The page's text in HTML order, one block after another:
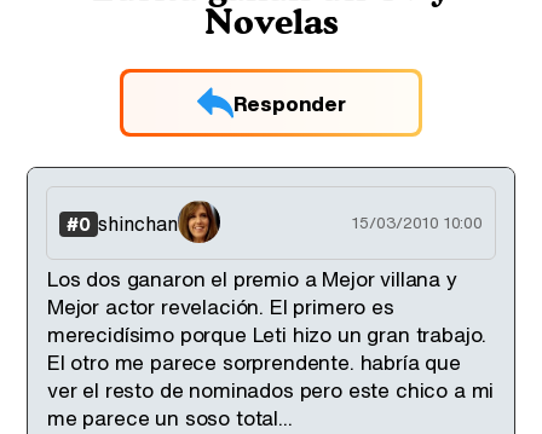
Novelas
Responder
#0 shinchan 15/03/2010 10:00
Los dos ganaron el premio a Mejor villana y
Mejor actor revelación. El primero es
merecidísimo porque Leti hizo un gran trabajo.
El otro me parece sorprendente. habría que
ver el resto de nominados pero este chico a mi
me parece un soso total...